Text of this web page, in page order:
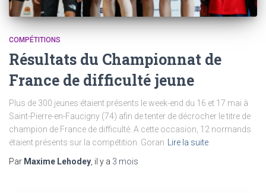
COMPÉTITIONS
Résultats du Championnat de
France de difficulté jeune
Plus de 300 jeunes étaient présents le week-end du 16 et 17 mai à
Saint-Pierre-en-Faucigny (74) afin de tenter de décrocher le titre de
champion de France de difficulté. A cette occasion, 12 normands
étaient présents sur la compétition. Goran Lire la suite
Par Maxime Lehodey , il y a 3 mois